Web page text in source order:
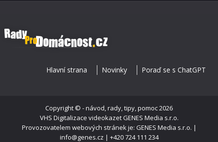
Hlavní strana Novinky Poraď se s ChatGPT
Copyright © - návod, rady, tipy, pomoc2026
VHS Digitalizace videokazetGENES Media s.r.o.
Provozovatelem webových stránek je: GENES Media s.r.o. |
info@genes.cz | +420 724 111 234